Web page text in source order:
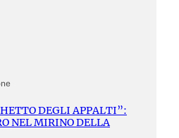
DEGLI APPALTI”:
NEL MIRINO DELLA